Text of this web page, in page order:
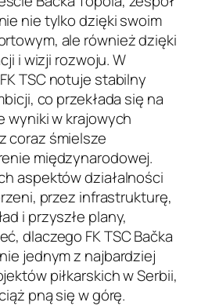
nie tylko dzięki swoim
ale również dzięki
i wizji rozwoju. W
TSC notuje stabilny
co przekłada się na
wyniki w krajowych
coraz śmielsze
międzynarodowej.
aspektów działalności
przez infrastrukturę,
i przyszłe plany,
dlaczego FK TSC Bačka
jednym z najbardziej
piłkarskich w Serbii,
pną się w górę.